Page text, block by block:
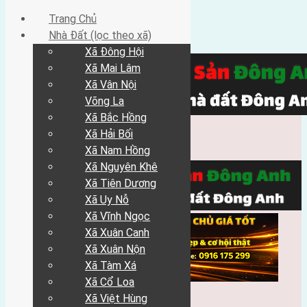
Trang Chủ
Trang Chủ
Nhà Đất (lọc theo xã)
Xã Đông Hội
Xã Mai Lâm
Xã Vân Nội
Võng La
Xã Bắc Hồng
Xã Hải Bối
Xã Nam Hồng
Xã Nguyên Khê
Xã Tiên Dương
Xã Uy Nỗ
Xã Vĩnh Ngọc
Xã Xuân Canh
Xã Xuân Nộn
Xã Tàm Xá
Xã Cổ Loa
Xã Việt Hùng